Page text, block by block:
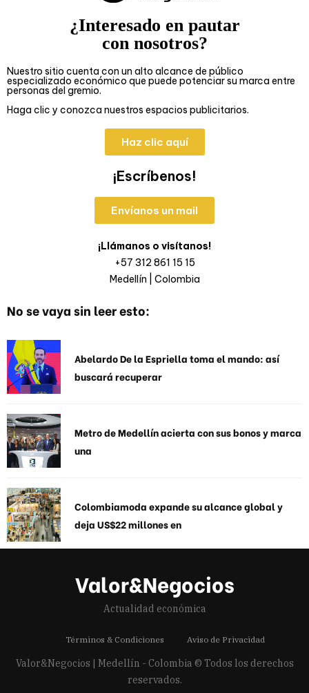
¿Interesado en pautar
con nosotros?
Nuestro sitio cuenta con un alto alcance de público
especializado económico que puede potenciar su marca entre
personas del gremio.
Haga clic y conozca nuestros espacios publicitarios.
Haz clic aquí
¡Escríbenos!
Envíanos un mail
¡Llámanos o visítanos!
+57 312 861 15 15
Medellín | Colombia
No se vaya sin leer esto:
Abelardo De la Espriella toma el mando: así
buscará recuperar
Metro de Medellín acierta con sus bonos y marca
una
Colombiamoda expande su alcance global y
deja US$22 millones en
Valor&Negocios
Actualidad económica
Términos & Condiciones Aviso de Privacidad